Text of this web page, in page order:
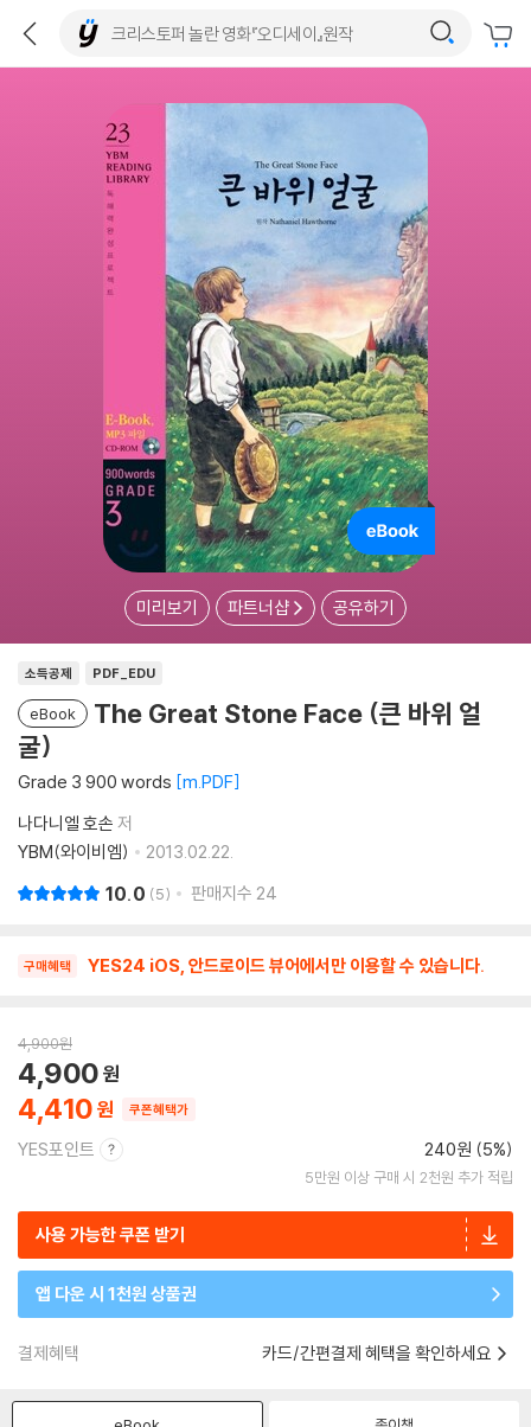
미리보기 파트너샵 공유하기
소득공제 PDF_EDU
eBook
The Great Stone Face (큰 바위 얼
굴)
Grade 3 900 words m.PDF
나다니엘 호손 저
YBM(와이비엠)
2013.02.22.
10.0 5 판매지수 24
구매혜택 YES24 iOS, 안드로이드 뷰어에서만 이용할 수 있습니다.
4,900원
4,410
4,900
쿠폰혜택가
YES포인트 240원 (5%)
5만원 이상 구매 시 2천원 추가 적립
사용 가능한 쿠폰 받기
앱 다운 시 1천원 상품권
결제혜택 카드/간편결제 혜택을 확인하세요